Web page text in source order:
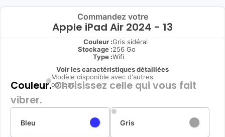
Commandez votre
Apple iPad Air 2024 - 13
Couleur :Gris sidéral
Stockage :256 Go
Type :Wifi
Voir les caractéristiques détaillées
Modèle disponible avec d'autres
options
Couleur.Choisissez celle qui vous fait
vibrer.
Bleu Gris